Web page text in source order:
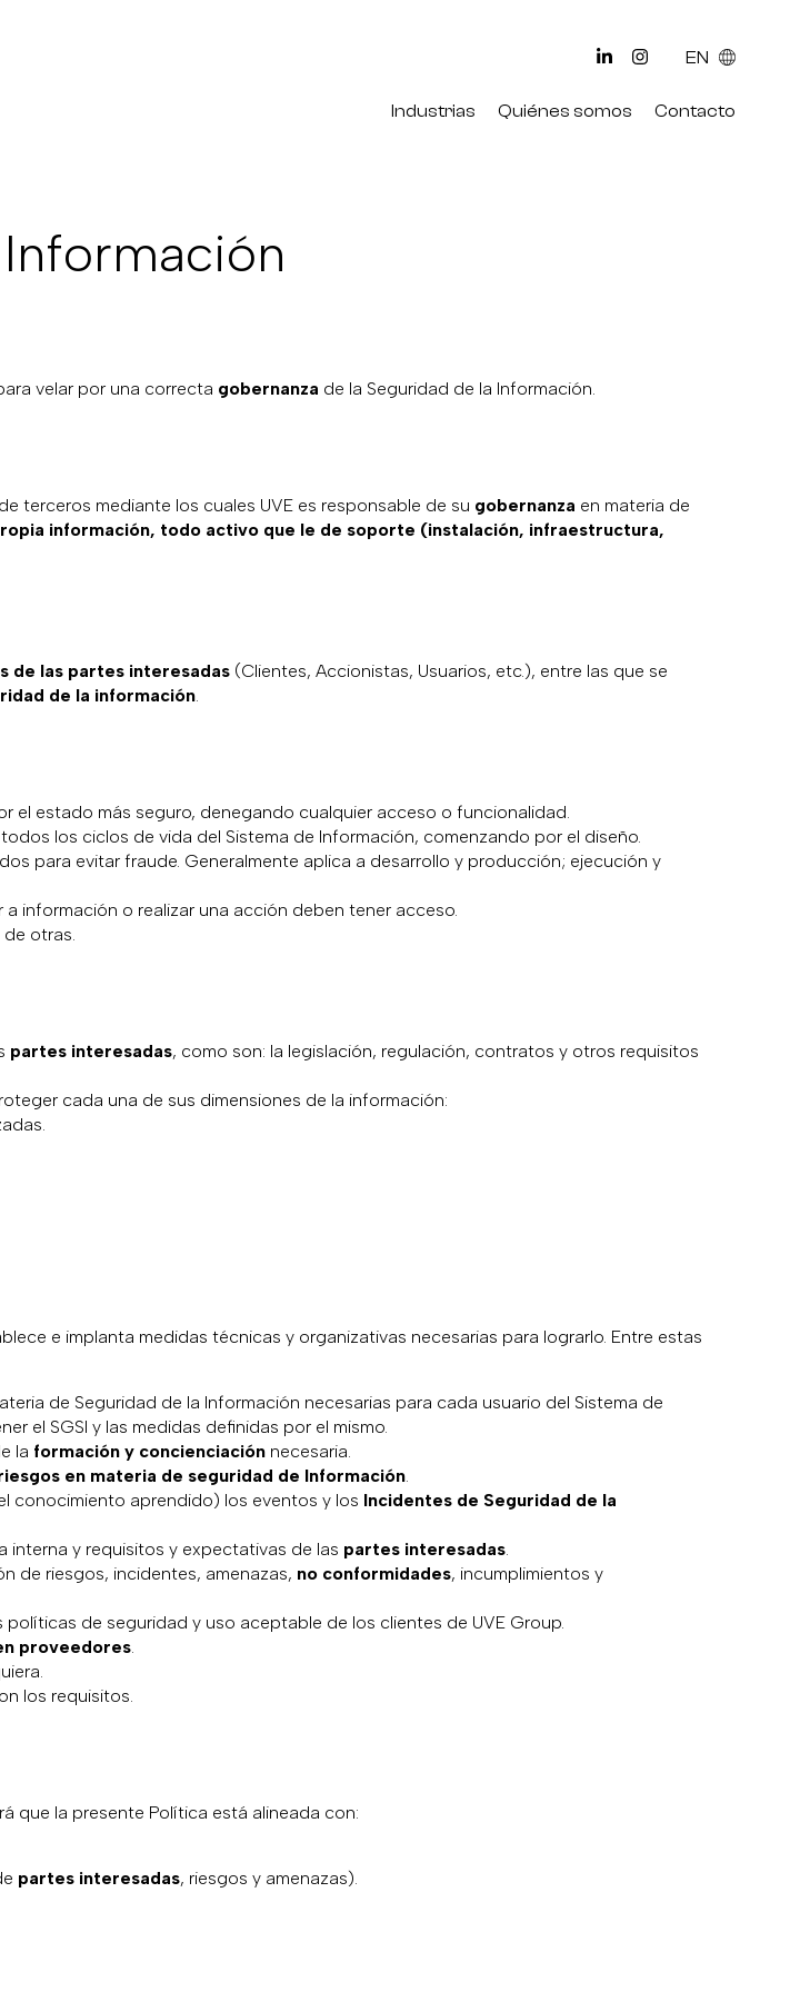
EN
Industrias Quiénes somos Contacto
velar por una correcta gobernanza de la Seguridad de la Información.
terceros mediante los cuales UVE es responsable de su gobernanza en materia de
información, todo activo que le de soporte (instalación, infraestructura,
de las partes interesadas (Clientes, Accionistas, Usuarios, etc.), entre las que se
de la información.
el estado más seguro, denegando cualquier acceso o funcionalidad.
los ciclos de vida del Sistema de Información, comenzando por el diseño.
para evitar fraude. Generalmente aplica a desarrollo y producción; ejecución y
información o realizar una acción deben tener acceso.
otras.
partes interesadas, como son: la legislación, regulación, contratos y otros requisitos
cada una de sus dimensiones de la información:
e implanta medidas técnicas y organizativas necesarias para lograrlo. Entre estas
de Seguridad de la Información necesarias para cada usuario del Sistema de
el SGSI y las medidas definidas por el mismo.
la formación y concienciación necesaria.
en materia de seguridad de Información.
conocimiento aprendido) los eventos y los Incidentes de Seguridad de la
interna y requisitos y expectativas de las partes interesadas.
de riesgos, incidentes, amenazas, no conformidades, incumplimientos y
de seguridad y uso aceptable de los clientes de UVE Group.
proveedores.
los requisitos.
que la presente Política está alineada con:
partes interesadas, riesgos y amenazas).